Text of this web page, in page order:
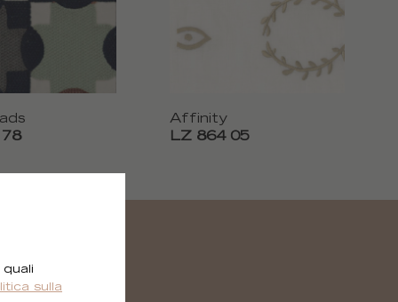
78
Affinity
LZ 864 05
sulla